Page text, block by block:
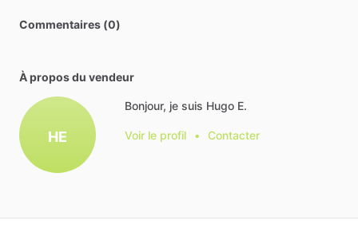
Commentaires (0)
À propos du vendeur
HE
Bonjour, je suis Hugo E.
Voir le profil • Contacter